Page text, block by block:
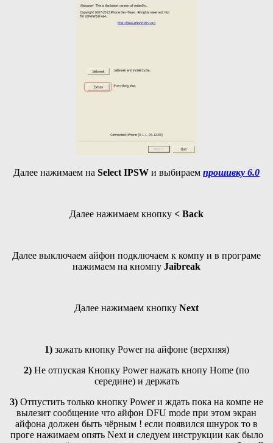
Далее нажимаем на Select IPSW и выбираем прошивку 6.0
Далее нажимаем кнопку < Back
Далее выключаем айфон подключаем к компу и в програме
нажимаем на кномпу Jaibreak
Далее нажимаем кнопку Next
1)зажать кнопку Power на айфоне (верхняя)
2) Не отпуская Кнопку Power нажать кнопу Home (по
середине) и держать
3) Отпустить только кнопку Power и ждать пока на компе не
вылезит сообщение что айфон DFU mode при этом экран
айфона должен быть чёрным ! если появился шнурок то в
проге нажимаем опять Next и следуем инструкции как было